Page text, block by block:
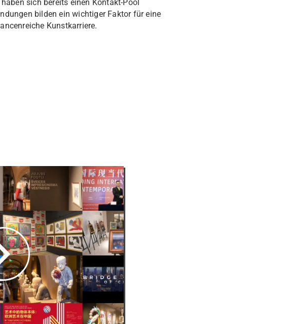
sich bereits einen Kontakt-Pool
bilden ein wichtiger Faktor für eine
Kunstkarriere.